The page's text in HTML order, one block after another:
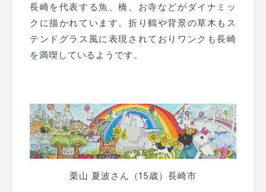
長崎を代表する魚、橋、お寺などがダイナミッ
クに描かれています。折り鶴や背景の草木もス
テンドグラス風に表現されておりワンクも長崎
を満喫しているようです。
栗山 夏波さん（15歳）長崎市